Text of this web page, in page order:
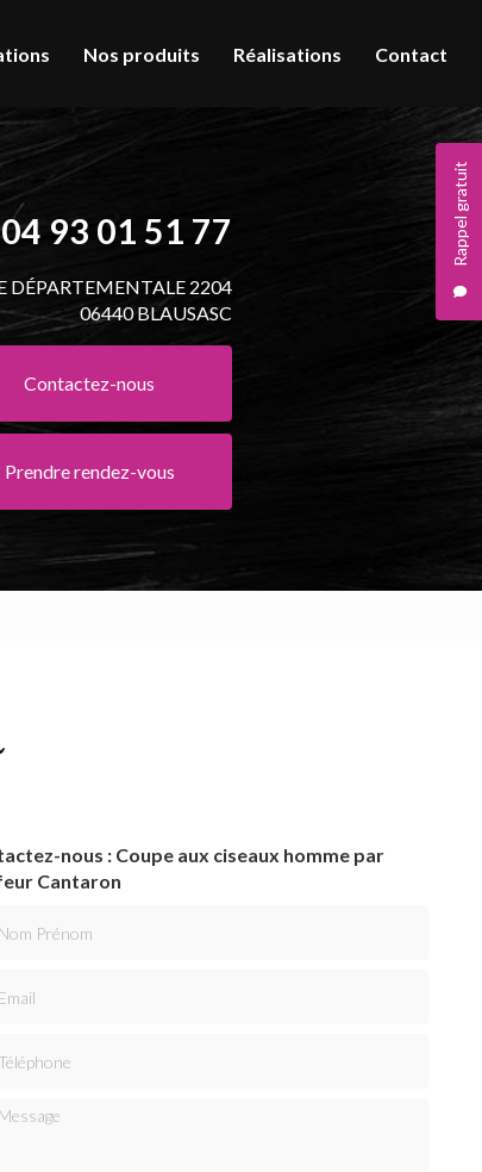
Rappel gratuit
Nos produits Réalisations Contact
04 93 01 51 77
DÉPARTEMENTALE 2204
06440 BLAUSASC
Contactez-nous
Prendre rendez-vous
nous : Coupe aux ciseaux homme par
Cantaron